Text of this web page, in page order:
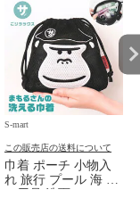
S-mart
この販売店の送料について
巾着 ポーチ 小物入
れ 旅行 プール 海 バ